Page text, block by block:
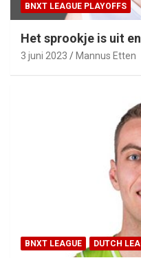
BNXT LEAGUE PLAYOFFS
Het sprookje is uit
3 juni 2023 Mannus Etten
BNXT LEAGUE DUTCH